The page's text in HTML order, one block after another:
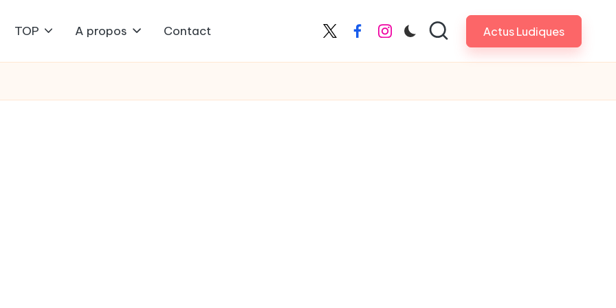
TOP A propos Contact X FacebookInstagram Actus Ludiques